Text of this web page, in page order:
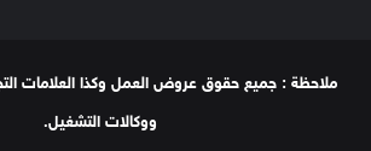
ملاحظة : جميع حقوق عروض العمل وكذا العلامات
ووكالات التشغيل.